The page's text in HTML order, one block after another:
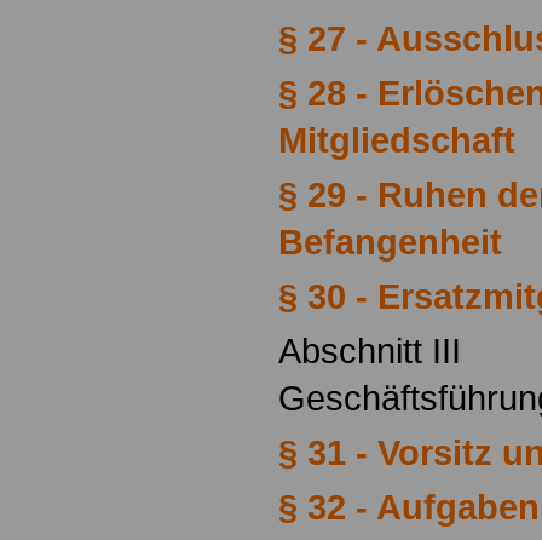
§ 27 -
§ 28 -
Mitgliedschaft
§ 29 - Ruhen
Befangenheit
§ 30 -
Abschnitt III
§ 31 - Vorsitz
§ 32 -